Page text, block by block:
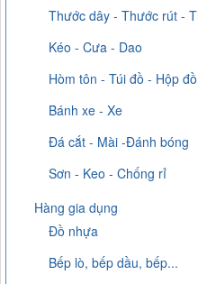
Thước dây - Thước rút -
Kéo - Cưa - Dao
Hòm tôn - Túi đồ - Hộp đồ
Bánh xe - Xe
Đá cắt - Mài -Đánh bóng
Sơn - Keo - Chống rỉ
Hàng gia dụng
Đồ nhựa
Bếp lò, bếp dầu, bếp...